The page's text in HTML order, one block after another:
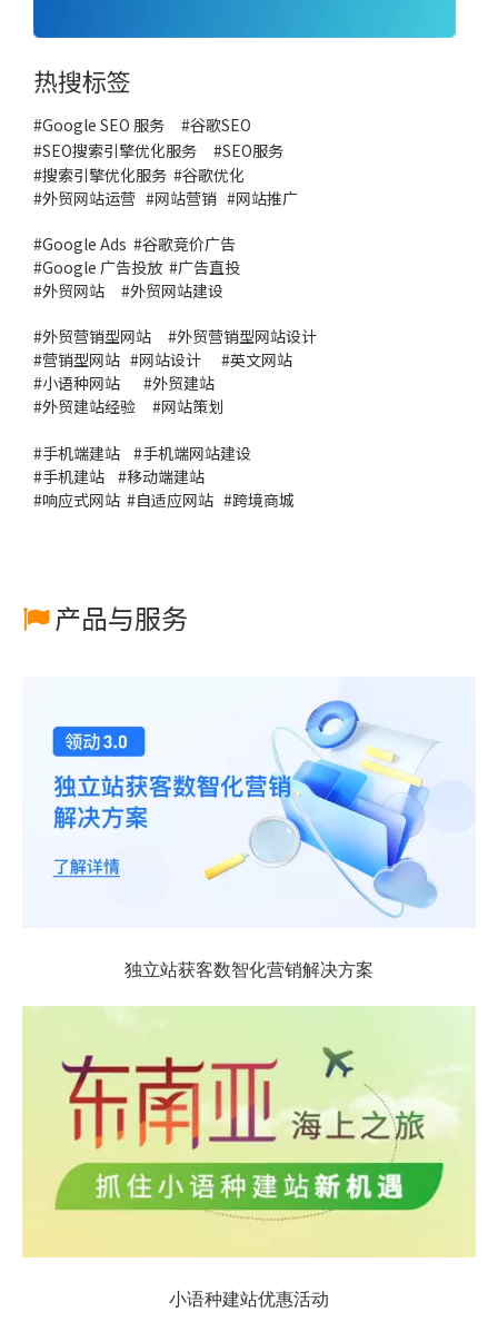
热搜标签
#Google SEO 服务 #谷歌SEO
#SEO搜索引擎优化服务 #SEO服务
#搜索引擎优化服务 #谷歌优化
#外贸网站运营 #网站营销 #网站推广
#Google Ads #谷歌竞价广告
#Google 广告投放 #广告直投
#外贸网站 #外贸网站建设
#外贸营销型网站 #外贸营销型网站设计
#营销型网站 #网站设计 #英文网站
#小语种网站 #外贸建站
#外贸建站经验 #网站策划
#手机端建站 #手机端网站建设
#手机建站 #移动端建站
#响应式网站 #自适应网站 #跨境商城
产品与服务
独立站获客数智化营销解决方案
小语种建站优惠活动